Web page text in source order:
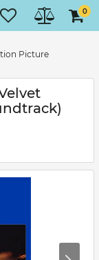
0
Picture